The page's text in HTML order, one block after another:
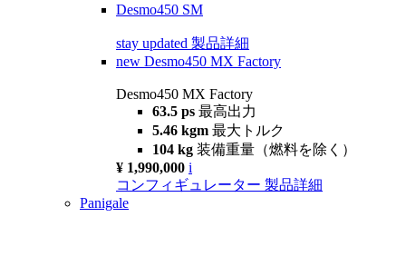
Desmo450 SM
stay updated 製品詳細
new Desmo450 MX Factory
Desmo450 MX Factory
63.5 ps 最高出力
5.46 kgm 最大トルク
104 kg 装備重量（燃料を除く）
¥ 1,990,000 i
コンフィギュレーター 製品詳細
Panigale